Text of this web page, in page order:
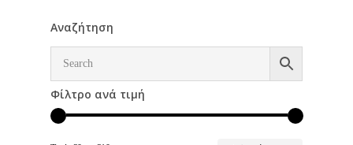
Αναζήτηση
Φίλτρο ανά τιμή